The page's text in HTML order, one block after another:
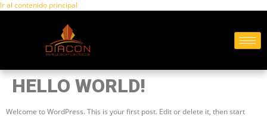
Ir al contenido principal
HELLO WORLD!
Welcome to WordPress. This is your first post. Edit or delete it, then start